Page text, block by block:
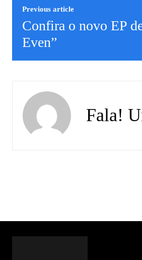
Previous article
Confira o novo EP
Even”
Fala!